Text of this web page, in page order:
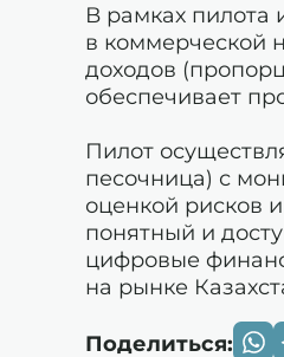
В рамках пилота
в коммерческой
доходов
обеспечивает
Пилот
песочница) с
оценкой рисков
понятный и
цифровые
на рынке
Поделиться: